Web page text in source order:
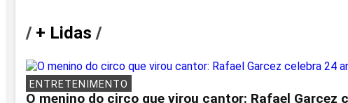
/+ Lidas /
ENTRETENIMENTO
O menino do circo que virou cantor: Rafael Garcez